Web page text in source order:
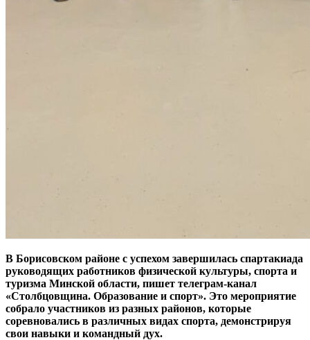
В Борисовском районе с успехом завершилась спартакиада
руководящих работников физической культуры, спорта и
туризма Минской области, пишет телеграм-канал
«Столбцовщина. Образование и спорт». Это мероприятие
собрало участников из разных районов, которые
соревновались в различных видах спорта, демонстрируя
свои навыки и командный дух.